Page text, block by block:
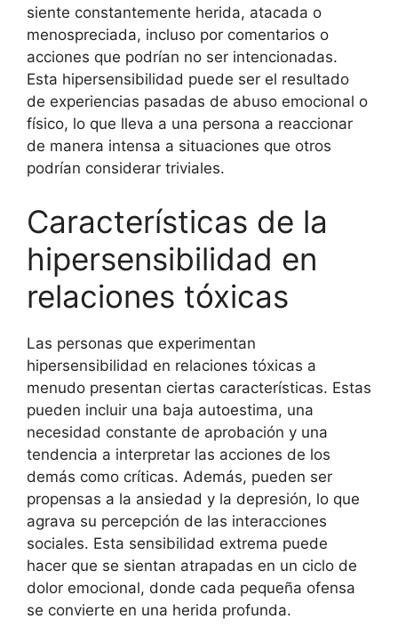
siente constantemente herida, atacada o
menospreciada, incluso por comentarios o
acciones que podrían no ser intencionadas.
Esta hipersensibilidad puede ser el resultado
de experiencias pasadas de abuso emocional o
físico, lo que lleva a una persona a reaccionar
de manera intensa a situaciones que otros
podrían considerar triviales.
Características de la
hipersensibilidad en
relaciones tóxicas
Las personas que experimentan
hipersensibilidad en relaciones tóxicas a
menudo presentan ciertas características. Estas
pueden incluir una baja autoestima, una
necesidad constante de aprobación y una
tendencia a interpretar las acciones de los
demás como críticas. Además, pueden ser
propensas a la ansiedad y la depresión, lo que
agrava su percepción de las interacciones
sociales. Esta sensibilidad extrema puede
hacer que se sientan atrapadas en un ciclo de
dolor emocional, donde cada pequeña ofensa
se convierte en una herida profunda.